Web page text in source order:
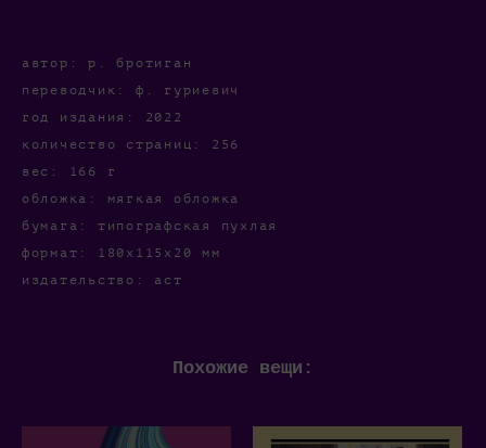
автор: р. бротиган
переводчик: ф. гуриевич
год издания: 2022
количество страниц: 256
вес: 166 г
обложка: мягкая обложка
бумага: типографская пухлая
формат: 180x115х20 мм
издательство: аст
Похожие вещи: